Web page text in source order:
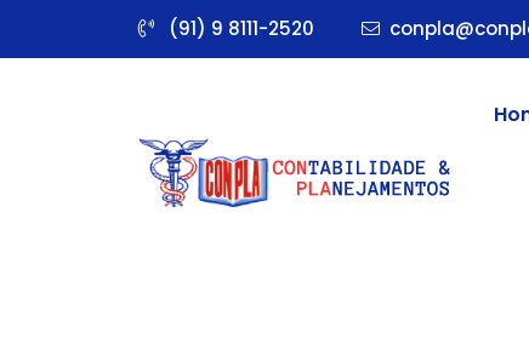
(91) 9 8111-2520